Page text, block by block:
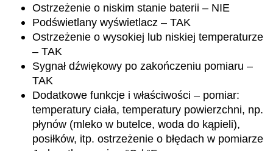
Ostrzeżenie o niskim stanie baterii – NIE
Podświetlany wyświetlacz –TAK
Ostrzeżenie o wysokiej lub niskiej temperaturze
–TAK
Sygnał dźwiękowy po zakończeniu pomiaru –
TAK
Dodatkowe funkcje i właściwości – pomiar:
temperatury ciała, temperatury powierzchni, np.
płynów (mleko w butelce, woda do kąpieli),
posiłków, itp. ostrzeżenie o błędach w pomiarze